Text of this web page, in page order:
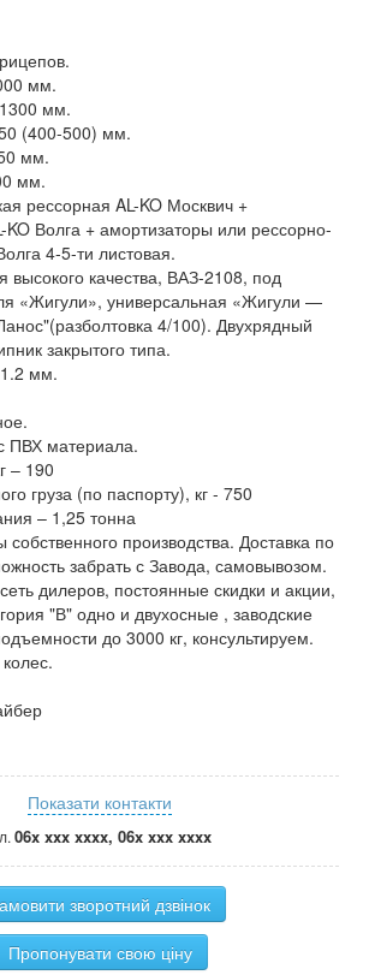
мм.
мм.
(400-500) мм.
мм.
мм.
рессорная AL-KO Москвич +
KO Волга + амортизаторы или рессорно-
4-5-ти листовая.
высокого качества, ВАЗ-2108, под
«Жигули», универсальная «Жигули —
4/100). Двухрядный
закрытого типа.
мм.
ПВХ материала.
– 190
груза (по паспорту), кг - 750
– 1,25 тонна
производства. Доставка по
забрать с Завода, самовывозом.
дилеров, постоянные скидки и акции,
"В" одно и двухосные , заводские
до 3000 кг, консультируем.
Показати контакти
06x xxx xxxx, 06x xxx xxxx
зворотний дзвінок
Пропонувати свою ціну